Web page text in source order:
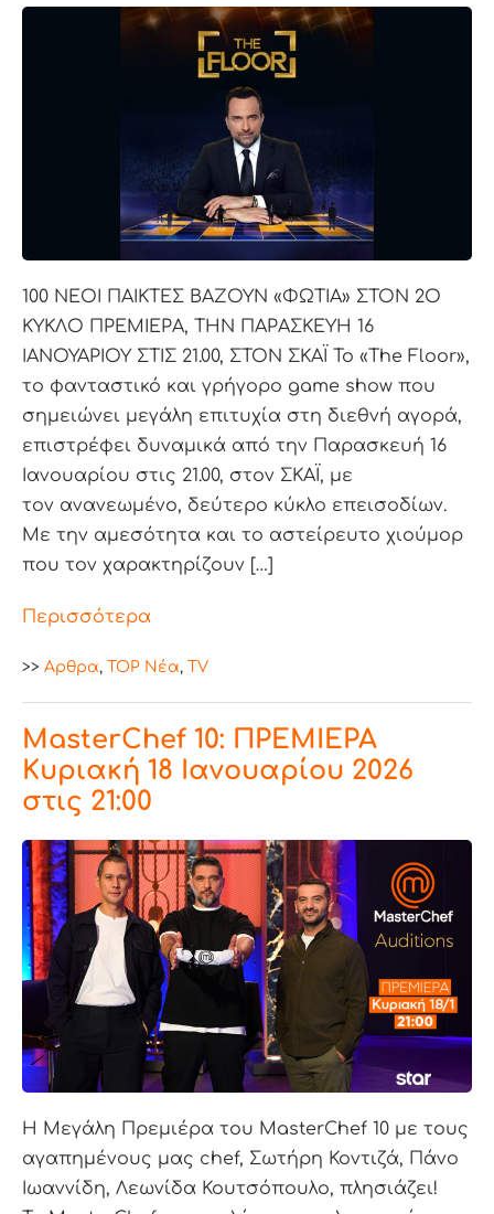
100 ΝΕΟΙ ΠΑΙΚΤΕΣ ΒΑΖΟΥΝ «ΦΩΤΙΑ» ΣΤΟΝ 2Ο
ΚΥΚΛΟ ΠΡΕΜΙΕΡΑ, ΤΗΝ ΠΑΡΑΣΚΕΥΗ 16
ΙΑΝΟΥΑΡΙΟΥ ΣΤΙΣ 21.00, ΣΤΟΝ ΣΚΑΪ Το «The Floor»,
το φανταστικό και γρήγορο game show που
σημειώνει μεγάλη επιτυχία στη διεθνή αγορά,
επιστρέφει δυναμικά από την Παρασκευή 16
Ιανουαρίου στις 21.00, στον ΣΚΑΪ, με
τον ανανεωμένο, δεύτερο κύκλο επεισοδίων.
Με την αμεσότητα και το αστείρευτο χιούμορ
που τον χαρακτηρίζουν […]
Περισσότερα
>> Aρθρα, TOP Nέα, TV
MasterChef 10: ΠΡΕΜΙΕΡΑ
Κυριακή 18 Ιανουαρίου 2026
στις 21:00
Η Μεγάλη Πρεμιέρα του MasterChef 10 με τους
αγαπημένους μας chef, Σωτήρη Κοντιζά, Πάνο
Ιωαννίδη, Λεωνίδα Κουτσόπουλο, πλησιάζει!